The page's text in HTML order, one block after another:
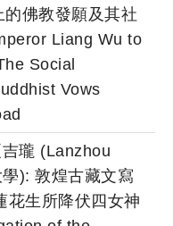
佛教發願及其社
Liang Wu to
Social
Vows
瓏 (Lanzhou
): 敦煌古藏文寫
花生所降伏四女神